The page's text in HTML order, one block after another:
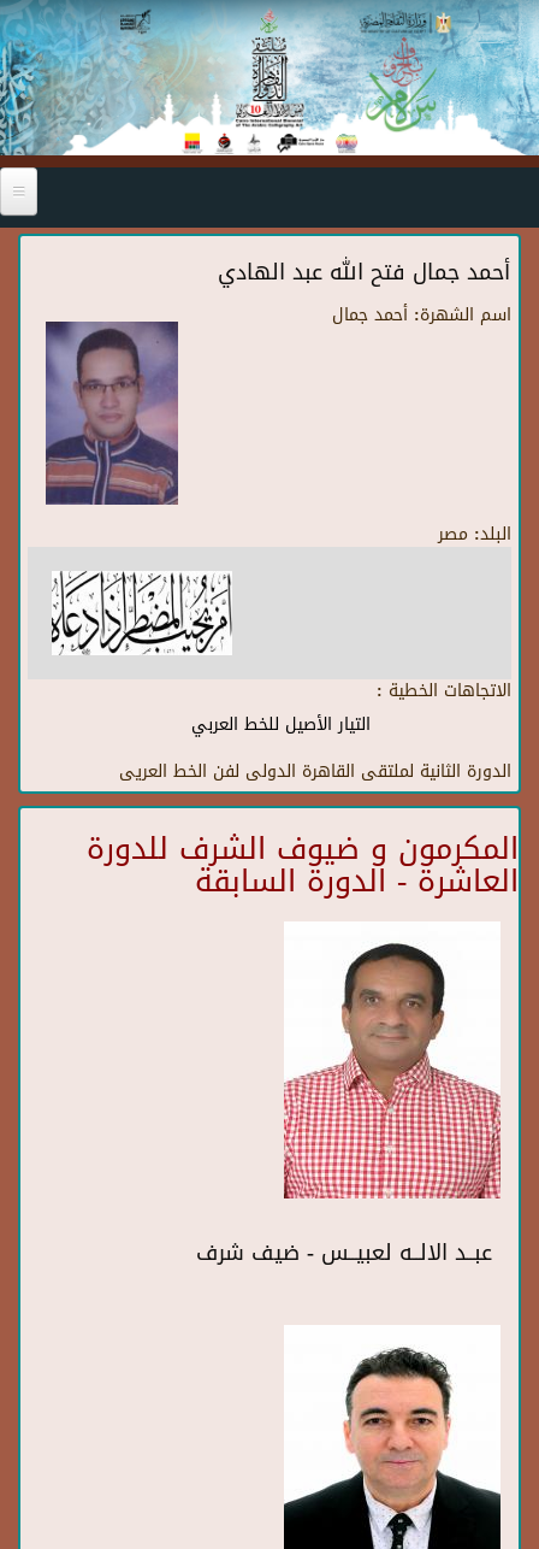
Skip to main content
أحمد جمال فتح الله عبد الهادي
اسم الشهرة: أحمد جمال
البلد: مصر
الاتجاهات الخطية :
التيار الأصيل للخط العربي
الدورة الثانية لملتقى القاهرة الدولى لفن الخط العريى
المكرمون و ضيوف الشرف للدورة
العاشرة - الدورة السابقة
عبــد الالــه لعبيــس - ضيف شرف